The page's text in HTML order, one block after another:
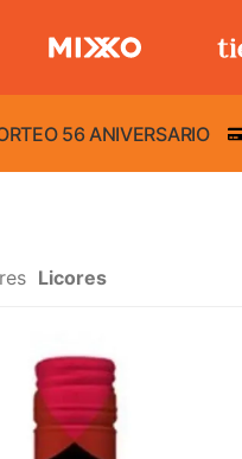
56 ANIVERSARIO
Licores